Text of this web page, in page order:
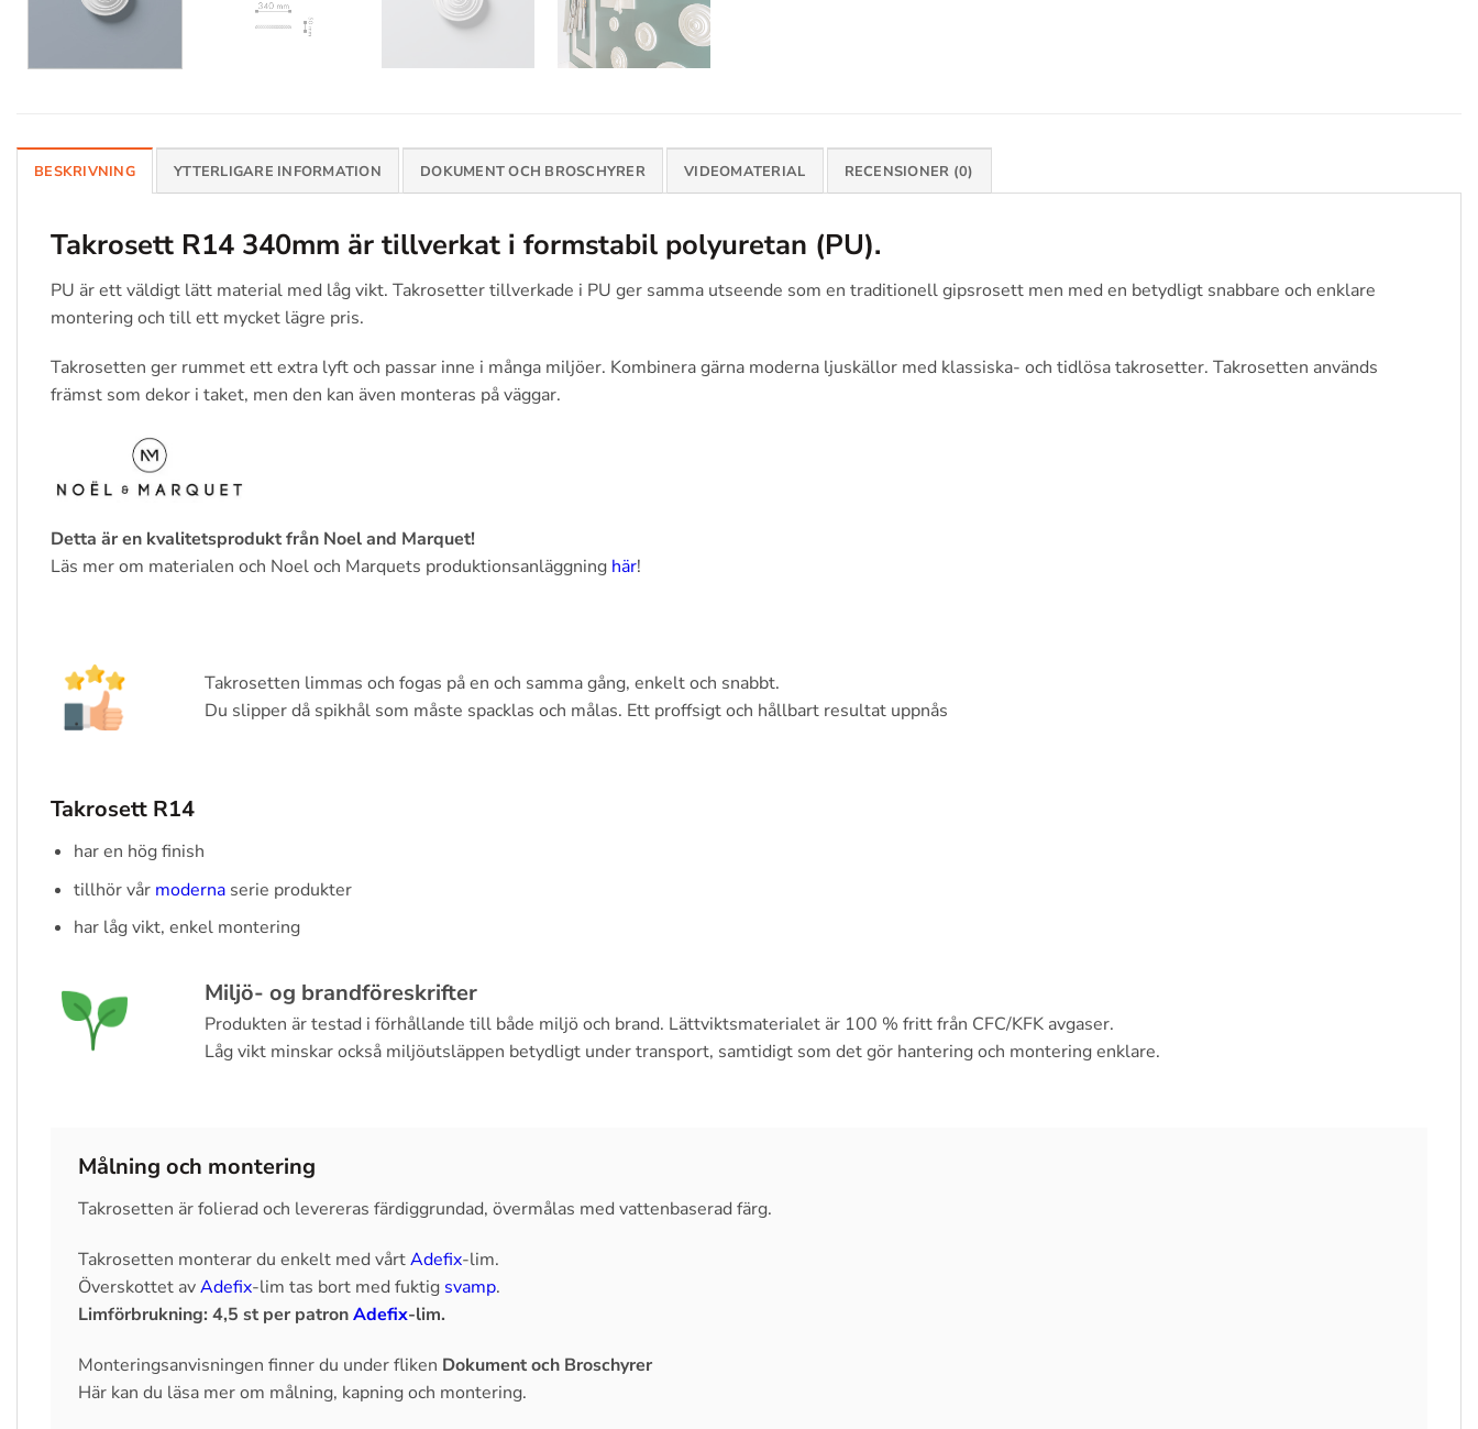
BESKRIVNING YTTERLIGARE INFORMATION DOKUMENT OCH BROSCHYRER VIDEOMATERIAL RECENSIONER (0)
Takrosett R14 340mm är tillverkat i formstabil polyuretan (PU).
PU är ett väldigt lätt material med låg vikt. Takrosetter tillverkade i PU ger samma utseende som en traditionell gipsrosett men med en betydligt snabbare och enklare
montering och till ett mycket lägre pris.
Takrosetten ger rummet ett extra lyft och passar inne i många miljöer. Kombinera gärna moderna ljuskällor med klassiska- och tidlösa takrosetter. Takrosetten används
främst som dekor i taket, men den kan även monteras på väggar.
Detta är en kvalitetsprodukt från Noel and Marquet!
Läs mer om materialen och Noel och Marquets produktionsanläggning här!
Takrosetten limmas och fogas på en och samma gång, enkelt och snabbt.
Du slipper då spikhål som måste spacklas och målas. Ett proffsigt och hållbart resultat uppnås
Takrosett R14
har en hög finish
tillhör vår modernaserie produkter
har låg vikt, enkel montering
Miljö- og brandföreskrifter
Produkten är testad i förhållande till både miljö och brand. Lättviktsmaterialet är 100 % fritt från CFC/KFK avgaser.
Låg vikt minskar också miljöutsläppen betydligt under transport, samtidigt som det gör hantering och montering enklare.
Målning och montering
Takrosetten är folierad och levereras färdiggrundad, övermålas med vattenbaserad färg.
Takrosetten monterar du enkelt med vårtAdefix-lim.
Överskottet avAdefix-lim tas bort med fuktig svamp.
Limförbrukning: 4,5 st per patronAdefix-lim.
Monteringsanvisningen finner du under fliken Dokument och Broschyrer
Här kan du läsa mer om målning, kapning och montering.